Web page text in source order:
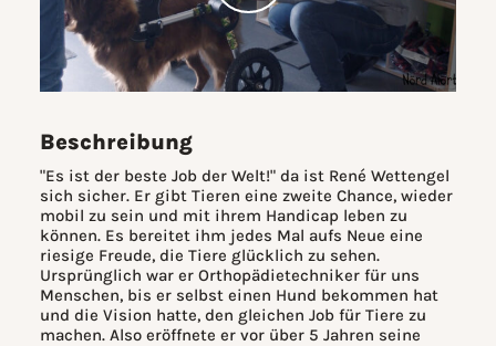
Beschreibung
"Es ist der beste Job der Welt!" da ist René Wettengel
sich sicher. Er gibt Tieren eine zweite Chance, wieder
mobil zu sein und mit ihrem Handicap leben zu
können. Es bereitet ihm jedes Mal aufs Neue eine
riesige Freude, die Tiere glücklich zu sehen.
Ursprünglich war er Orthopädietechniker für uns
Menschen, bis er selbst einen Hund bekommen hat
und die Vision hatte, den gleichen Job für Tiere zu
machen. Also eröffnete er vor über 5 Jahren seine